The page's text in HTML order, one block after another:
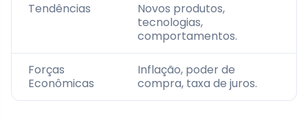
Tendências
Novos produtos,
tecnologias,
comportamentos.
Forças
Econômicas
Inflação, poder de
compra, taxa de juros.